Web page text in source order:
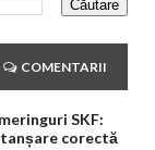
COMENTARII
SKF:
corectă